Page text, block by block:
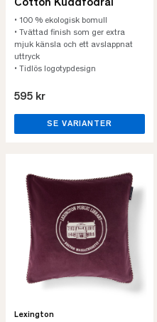
Cotton Kuddfodral
• 100 % ekologisk bomull
• Tvättad finish som ger extra
mjuk känsla och ett avslappnat
uttryck
• Tidlös logotypdesign
595 kr
SE VARIANTER
Lexington